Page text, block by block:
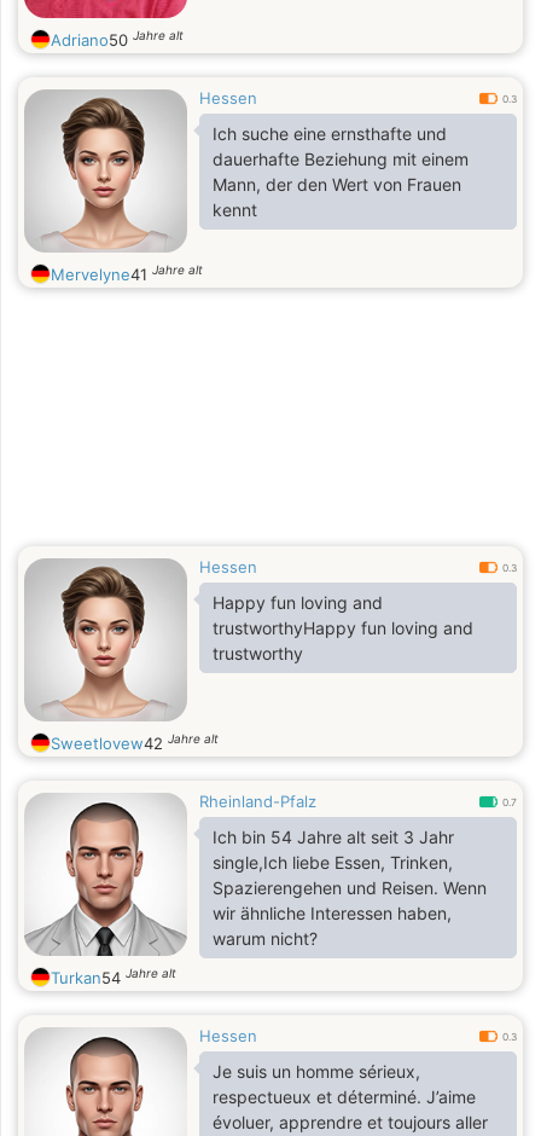
Adriano50 Jahre alt
Hessen 0.3
Ich suche eine ernsthafte und
dauerhafte Beziehung mit einem
Mann, der den Wert von Frauen
kennt
Mervelyne41 Jahre alt
Hessen 0.3
Happy fun loving and
trustworthyHappy fun loving and
trustworthy
Sweetlovew42 Jahre alt
Rheinland-Pfalz 0.7
Ich bin 54 Jahre alt seit 3 Jahr
single,Ich liebe Essen, Trinken,
Spazierengehen und Reisen. Wenn
wir ähnliche Interessen haben,
warum nicht?
Turkan54 Jahre alt
Hessen 0.3
Je suis un homme sérieux,
respectueux et déterminé. J’aime
évoluer, apprendre et toujours aller